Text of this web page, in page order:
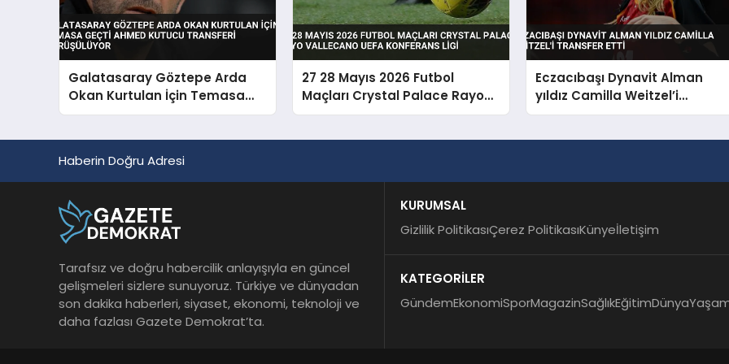
Galatasaray Göztepe Arda
Okan Kurtulan İçin Temasa
Geçti Ahmed Kutucu Transferi
27 28 Mayıs 2026 Futbol
Maçları Crystal Palace Rayo
Vallecano UEFA Konferans Ligi
Eczacıbaşı Dynavit Alman
yıldız Camilla Weitzel’i
transfer etti
Haberin Doğru Adresi
Tarafsız ve doğru habercilik anlayışıyla en güncel
gelişmeleri sizlere sunuyoruz. Türkiye ve dünyadan
son dakika haberleri, siyaset, ekonomi, teknoloji ve
daha fazlası Gazete Demokrat’ta.
KURUMSAL
Gizlilik PolitikasıÇerez PolitikasıKünyeİletişim
KATEGORİLER
GündemEkonomiSporMagazinSağlıkEğitimDünya